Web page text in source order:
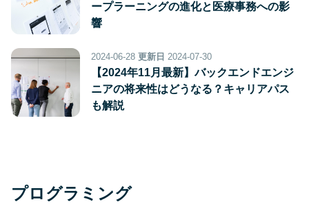
ープラーニングの進化と医療事務への影
響
2024-06-28 更新日 2024-07-30
【2024年11月最新】バックエンドエンジ
ニアの将来性はどうなる？キャリアパス
も解説
プログラミング